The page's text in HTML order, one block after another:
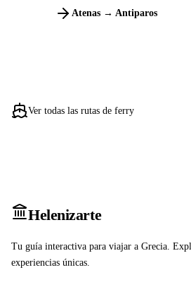
Atenas → Antiparos
Ver todas las rutas de ferry
Helenizarte
Tu guía interactiva para viajar a Grecia.
experiencias únicas.